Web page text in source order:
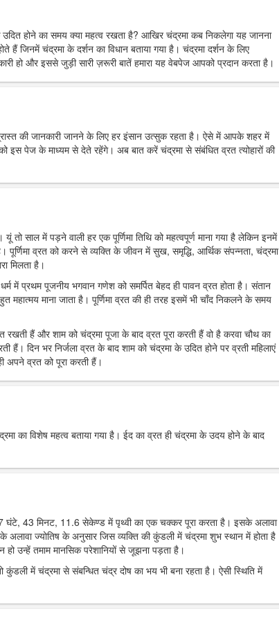
होने का समय क्या महत्व रखता है? आखिर चंद्रमा कब निकलेगा यह जानना
हैं जिनमें चंद्रमा के दर्शन का विधान बताया गया है। चंद्रमा दर्शन के लिए
हो और इससे जुड़ी सारी ज़रूरी बातें हमारा यह वेबपेज आपको प्रदान करता है।
की जानकारी जानने के लिए हर इंसान उत्सुक रहता है। ऐसे में आपके शहर में
पेज के माध्यम से देते रहेंगे। अब बात करें चंद्रमा से संबंधित व्रत त्योहारों की
तो साल में पड़ने वाली हर एक पूर्णिमा तिथि को महत्वपूर्ण माना गया है लेकिन इनमें
है। पूर्णिमा व्रत को करने से व्यक्ति के जीवन में सुख, समृद्धि, आर्थिक संपन्नता, चंद्रमा
मिलता है।
में प्रथम पूजनीय भगवान गणेश को समर्पित बेहद ही पावन व्रत होता है। संतान
माना जाता है। पूर्णिमा व्रत की ही तरह इसमें भी चाँद निकलने के समय
रखती हैं और शाम को चंद्रमा पूजा के बाद व्रत पूरा करती हैं वो है करवा चौथ का
दिन भर निर्जला व्रत के बाद शाम को चंद्रमा के उदित होने पर व्रती महिलाएं
अपने व्रत को पूरा करती हैं।
का विशेष महत्व बताया गया है। ईद का व्रत ही चंद्रमा के उदय होने के बाद
घंटे, 43 मिनट, 11.6 सेकेण्ड में पृथ्वी का एक चक्कर पूरा करता है। इसके अलावा
अलावा ज्योतिष के अनुसार जिस व्यक्ति की कुंडली में चंद्रमा शुभ स्थान में होता है
उन्हें तमाम मानसिक परेशानियों से जूझना पड़ता है।
में चंद्रमा से संबन्धित चंद्र दोष का भय भी बना रहता है। ऐसी स्थिति में